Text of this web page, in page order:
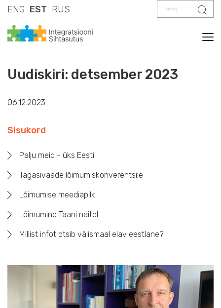
Otsing
ENG EST RUS
Uudiskiri: detsember 2023
06.12.2023
Sisukord
Palju meid - üks Eesti
Tagasivaade lõimumiskonverentsile
Lõimumise meediapilk
Lõimumine Taani näitel
Millist infot otsib välismaal elav eestlane?